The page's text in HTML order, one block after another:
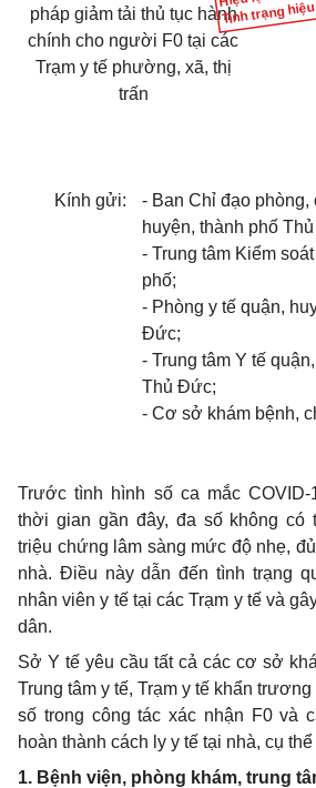
pháp giảm tải thủ tục hành
chính cho người F0 tại các
Trạm y tế phường, xã, thị
trấn
Kính gửi:
- Ban Chỉ đạo phòng,
huyện, thành phố
- Trung tâm Kiểm
phố;
- Phòng y tế quận,
Đức;
- Trung tâm Y tế
Thủ Đức;
- Cơ sở khám bệnh,
Trước tình hình số ca mắc COVID-
thời gian gần đây, đa số không có
triệu chứng lâm sàng mức độ nhẹ,
nhà. Điều này dẫn đến tình trạng
nhân viên y tế tại các Trạm y tế và
dân.
Sở Y tế yêu cầu tất cả các cơ sở
Trung tâm y tế, Trạm y tế khẩn
số trong công tác xác nhận F0 và
hoàn thành cách ly y tế tại nhà, cụ
1. Bệnh viện, phòng khám, trung